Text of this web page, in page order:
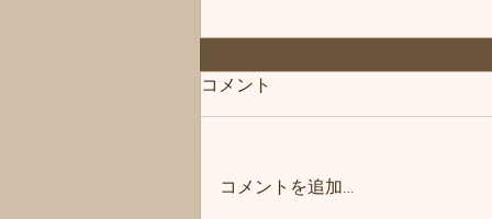
◆「お知らせ」練馬髪質改善
容院シフィ(sihui)
トメント＆ヘッドスパ練馬専門サ
ロン/練馬美容室、練馬美容院シ
コメント
コメントを追加…